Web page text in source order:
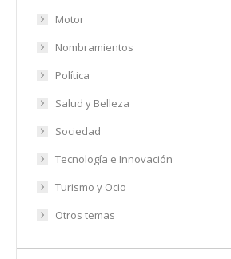
Motor
Nombramientos
Política
Salud y Belleza
Sociedad
Tecnología e Innovación
Turismo y Ocio
Otros temas